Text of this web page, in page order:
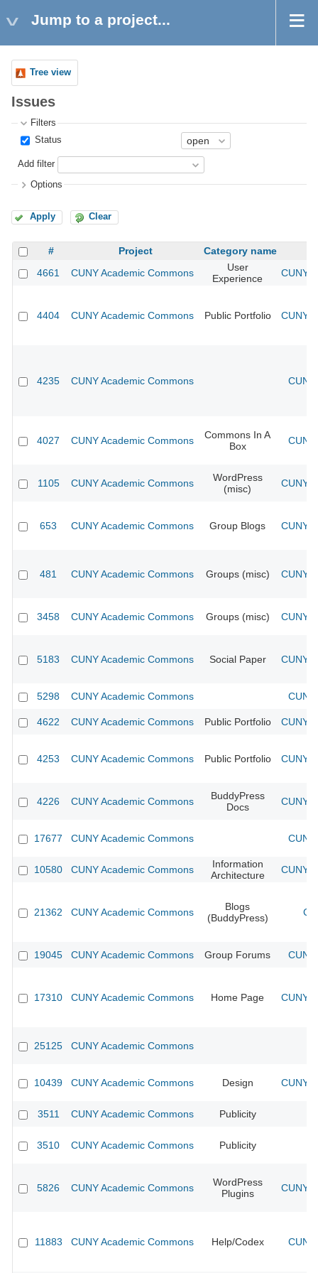
Jump to a project...
Tree view
Issues
Filters
Status
Add filter
Options
Apply Clear
# Project
Category name
4661
CUNY Academic Commons
User
Experience
CUNY
4404 CUNY Academic Commons Public Portfolio CUNY
4235 CUNY Academic Commons
4027 CUNY Academic Commons
Commons In A
Box
1105 CUNY Academic Commons
WordPress
(misc)
CUNY
653 CUNY Academic Commons Group Blogs CUNY
481 CUNY Academic Commons Groups (misc) CUNY
3458 CUNY Academic Commons Groups (misc) CUNY
5183 CUNY Academic Commons Social Paper CUNY
5298 CUNY Academic Commons
4622 CUNY Academic Commons Public Portfolio CUNY
4253 CUNY Academic Commons Public Portfolio CUNY
4226 CUNY Academic Commons
BuddyPress
Docs
CUNY
17677 CUNY Academic Commons
10580 CUNY Academic Commons
Information
Architecture
CUNY
21362 CUNY Academic Commons
Blogs
(BuddyPress)
19045 CUNY Academic Commons Group Forums
17310 CUNY Academic Commons Home Page CUNY
25125 CUNY Academic Commons
10439 CUNY Academic Commons Design CUNY
3511 CUNY Academic Commons Publicity
3510 CUNY Academic Commons Publicity
5826 CUNY Academic Commons
WordPress
Plugins
CUNY
11883 CUNY Academic Commons Help/Codex